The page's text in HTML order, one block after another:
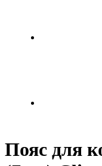
Пояс для